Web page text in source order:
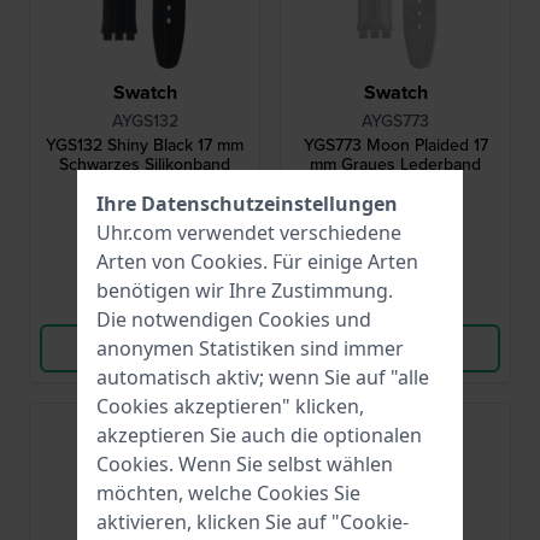
Swatch
AYGS132
YGS132 Shiny Black 17 mm
Schwarzes Silikonband
30,00 €
● Auf Lager
Vergleichen
Produkt ansehen
Swatch
AYGS773
YGS773 Moon Plaided 17
mm Graues Lederband
30,00 €
● Auf Lager
Vergleichen
Produkt ansehen
Ihre Datenschutzeinstellungen
Uhr.com verwendet verschiedene
Arten von Cookies. Für einige Arten
benötigen wir Ihre Zustimmung.
Die notwendigen Cookies und
anonymen Statistiken sind immer
automatisch aktiv; wenn Sie auf "alle
Cookies akzeptieren" klicken,
akzeptieren Sie auch die optionalen
Cookies. Wenn Sie selbst wählen
möchten, welche Cookies Sie
aktivieren, klicken Sie auf "Cookie-